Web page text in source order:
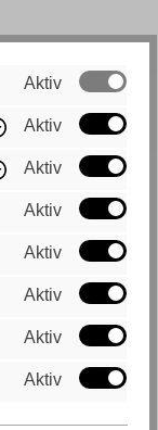
Aktiv
Aktiv
Aktiv
Aktiv
Aktiv
Aktiv
Aktiv
Aktiv